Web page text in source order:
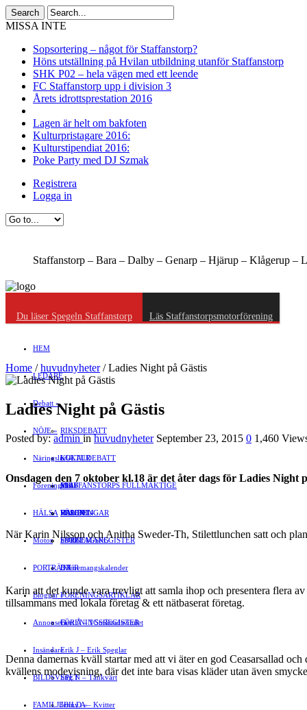
MISSA INTE
Sopsortering – något för Staffanstorp?
Höns utställning på Hvilan utbildning utanför Staffanstorp
SHK P02 – hela vägen med ett leende
FC Staffanstorp upp i division 3
Årets idrottsprestation 2016
Lagen är helt om bakfoten
Kulturpristagare 2016:
Kulturstipendiat 2016:
Poke Party med DJ Szmak
Registrera
Logga in
Staffanstorp – Bara – Dalby – Genarp – Hjärup – Klågerup –
Du läser Spegeln Staffanstorp Läs Staffanstorpsmotorförening
HEM
LEDARE
Debatt »
RIKSDEBATT
LOKALDEBATT
STAFFANSTORPS FULLMÄKTIGE
VAL 2014
NÖJE »
KULTUR
Mat
RESOR
EVENEMANG
Evenemangskalender
Näringsliv »
JOBB
HANDEL
FÖRETAGSREGISTER
Föreningsliv »
FÖRENINGAR
SPORT
DJUR
FÖRENINGSARTIKLAR
FÖRENINGSREGISTER
HÄLSA
Motor
PORTRÄTT
Bloggar »
Gert Å – I Småstadsvimlet
Erik J – Erik Speglar
Stig N – Tänkvärt
Jenny A – Kvitter
Annonsera
Insändare
BILDSVEPET
FAMILJEBILD »
Home /huvudnyheter/Ladies Night på Gästis
Ladies Night på Gästis
Posted by:admininhuvudnyheter September 23, 2015 0 1,460
Onsdagen den 7 oktober kl.18 är det åter dags för Ladies Night
När Karin Nilsson och Anitha Sweder-Th, Stilettlunchen satt och
Karin att det kunde vara trevligt att samla ihop och presentera flera
tillsammans med lokala företag & ett nätbaserat företag.
Denna damernas kväll startar med att vi äter en god Ceasarsallad
kvällens modevisning, där det inte bara visas kläder utan även